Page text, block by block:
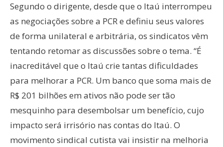
Segundo o dirigente, desde que o Itaú interrompeu
as negociações sobre a PCR e definiu seus valores
de forma unilateral e arbitrária, os sindicatos vêm
tentando retomar as discussões sobre o tema. “É
inacreditável que o Itaú crie tantas dificuldades
para melhorar a PCR. Um banco que soma mais de
R$ 201 bilhões em ativos não pode ser tão
mesquinho para desembolsar um benefício, cujo
impacto será irrisório nas contas do Itaú. O
movimento sindical cutista vai insistir na melhoria